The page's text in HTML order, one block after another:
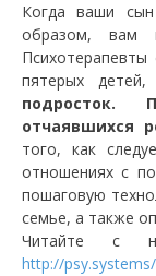
Когда ваши
образом, вам
пятерых
подросток.
отчаявшихся
того, как
отношениях с
пошаговую
семье, а также
Читайте с
http://